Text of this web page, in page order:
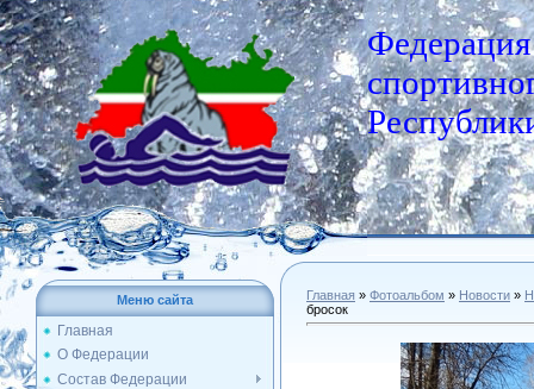
Федерация
Меню сайта
Главная
О Федерации
Состав Федерации
Главная » Фотоальбом » Новости »
бросок